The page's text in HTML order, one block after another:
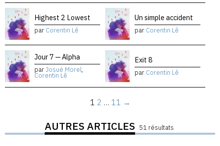
Highest 2 Lowest
par Corentin Lê
Un simple accident
par Corentin Lê
Jour 7 — Alpha
parJosué Morel,
Corentin Lê
Exit 8
par Corentin Lê
1 2 … 11 →
AUTRES ARTICLES 51 résultats